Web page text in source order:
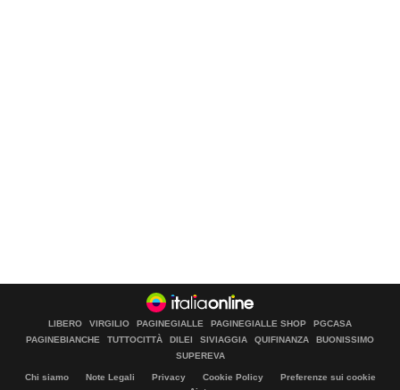
LIBERO VIRGILIO PAGINEGIALLE PAGINEGIALLE SHOP
PGCASA
PAGINEBIANCHE
TUTTOCITTÀ DILEI SIVIAGGIA QUIFINANZA
BUONISSIMO
SUPEREVA
Chi siamo Note Legali Privacy Cookie Policy
Preferenze sui cookie